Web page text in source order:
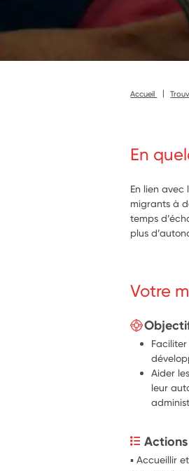
Accueil
En
En lien avec
migrants à
temps
plus
Votre
Aider
leur
Actions
▪ Accueillir